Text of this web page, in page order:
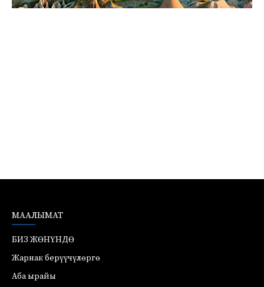
МААЛЫМАТ
БИЗ ЖӨНҮНДӨ
Жарнак берүүчүлөргө
Аба ырайы